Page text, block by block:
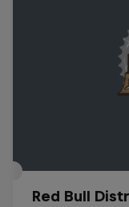
Red Bull